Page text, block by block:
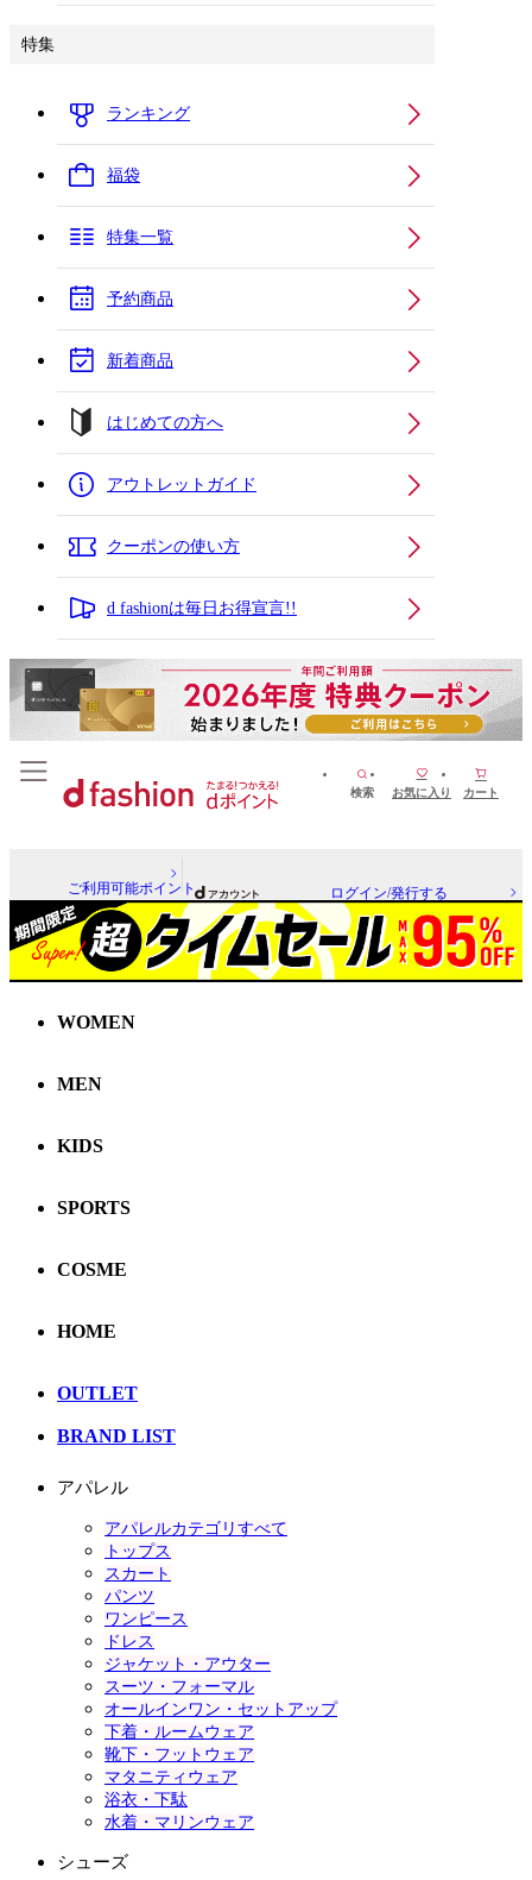
特集
ランキング
福袋
特集一覧
予約商品
新着商品
はじめての方へ
アウトレットガイド
クーポンの使い方
d fashionは毎日お得宣言!!
検索 お気に入り カート
ご利用可能ポイント ログイン/発行する
WOMEN
MEN
KIDS
SPORTS
COSME
HOME
OUTLET
BRAND LIST
アパレル
アパレルカテゴリすべて
トップス
スカート
パンツ
ワンピース
ドレス
ジャケット・アウター
スーツ・フォーマル
オールインワン・セットアップ
下着・ルームウェア
靴下・フットウェア
マタニティウェア
浴衣・下駄
水着・マリンウェア
シューズ